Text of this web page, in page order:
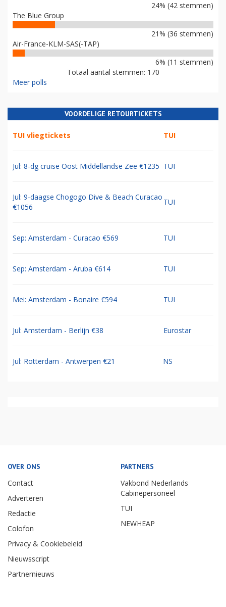
24% (42 stemmen)
The Blue Group
21% (36 stemmen)
Air-France-KLM-SAS(-TAP)
6% (11 stemmen)
Totaal aantal stemmen: 170
Meer polls
VOORDELIGE RETOURTICKETS
TUI vliegtickets TUI
Jul: 8-dg cruise Oost Middellandse Zee €1235 TUI
Jul: 9-daagse Chogogo Dive & Beach Curacao
€1056
TUI
Sep: Amsterdam - Curacao €569 TUI
Sep: Amsterdam - Aruba €614 TUI
Mei: Amsterdam - Bonaire €594 TUI
Jul: Amsterdam - Berlijn €38 Eurostar
Jul: Rotterdam - Antwerpen €21 NS
OVER ONS
Contact
Adverteren
Redactie
Colofon
Privacy & Cookiebeleid
Nieuwsscript
Partnernieuws
PARTNERS
Vakbond Nederlands
Cabinepersoneel
TUI
NEWHEAP